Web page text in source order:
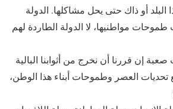
البلد أو ذاك حتى يحل مشاكلها. الدولة
إن قررنا أن نخرج من أثوابنا البالية
تحديات العصر وطموحات أبناء هذا الوطن،